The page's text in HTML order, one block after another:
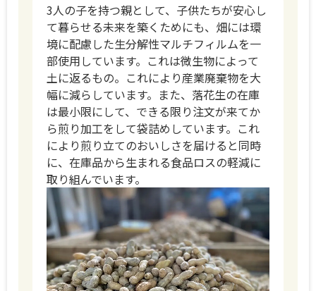
3⼈の⼦を持つ親として、⼦供たちが安⼼し
て暮らせる未来を築くためにも、畑には環
境に配慮した⽣分解性マルチフィルムを一
部使用しています。これは微生物によって
土に返るもの。これにより産業廃棄物を大
幅に減らしています。また、落花生の在庫
は最小限にして、できる限り注文が来てか
ら煎り加工をして袋詰めしています。これ
により煎り立てのおいしさを届けると同時
に、在庫品から生まれる食品ロスの軽減に
取り組んでいます。